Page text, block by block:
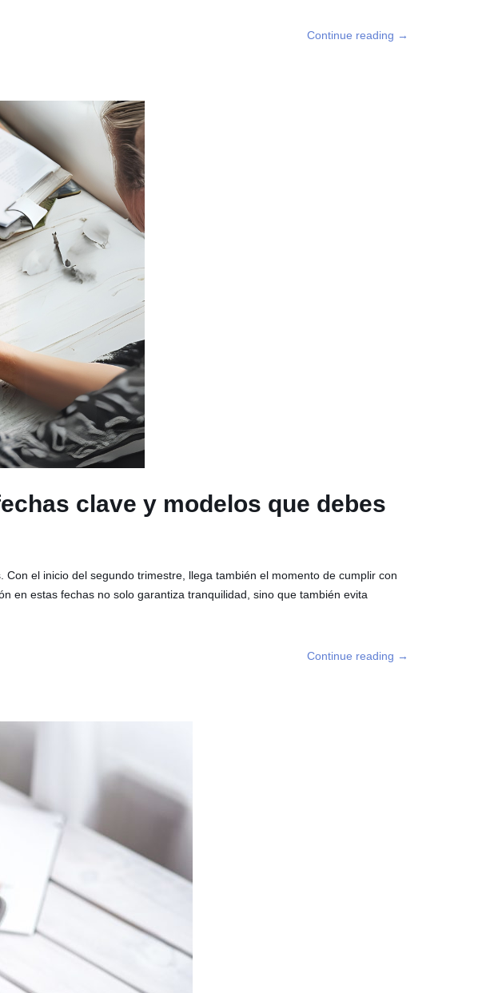
Continue reading →
clave y modelos que debes
el inicio del segundo trimestre, llega también el momento de cumplir con
en estas fechas no solo garantiza tranquilidad, sino que también evita
Continue reading →